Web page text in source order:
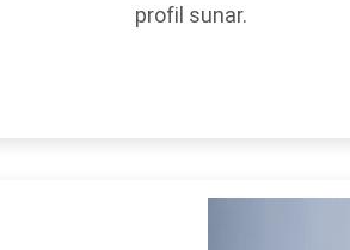
profil sunar.